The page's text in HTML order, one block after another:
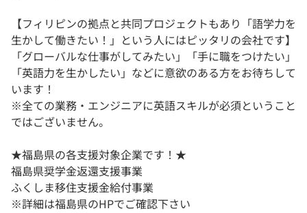
【フィリピンの拠点と共同プロジェクトもあり「語学力を
生かして働きたい！」という人にはピッタリの会社です】
「グローバルな仕事がしてみたい」「手に職をつけたい」
「英語力を生かしたい」などに意欲のある方をお待ちして
います！
※全ての業務・エンジニアに英語スキルが必須ということ
ではございません。
★福島県の各支援対象企業です！★
福島県奨学金返還支援事業
ふくしま移住支援金給付事業
※詳細は福島県のHPでご確認下さい